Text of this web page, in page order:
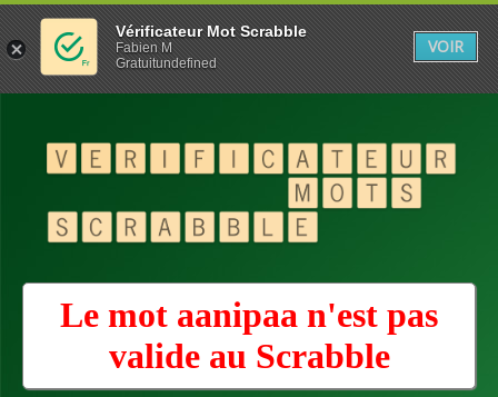
Le mot aanipaa n'est pas
valide au Scrabble
Vérificateur Mot Scrabble
Fabien M
Gratuitundefined
VOIR